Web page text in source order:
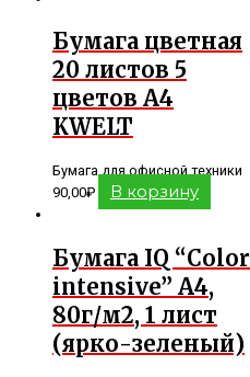
Бумага цветная
20 листов 5
цветов А4
KWELT
Бумага для офисной техники
90,00₽ В корзину
Бумага IQ “Color
intensive” А4,
80г/м2, 1 лист
(ярко-зеленый)